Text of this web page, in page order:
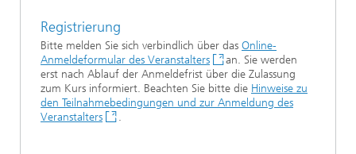
Registrierung
Bitte melden Sie sich verbindlich über das Online-
Anmeldeformular des Veranstalters
an. Sie werden
erst nach Ablauf der Anmeldefrist über die Zulassung
zum Kurs informiert. Beachten Sie bitte die Hinweise zu
den Teilnahmebedingungen und zur Anmeldung des
Veranstalters
.